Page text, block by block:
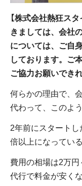
【株式会社熱狂ス
きましては、会社
については、ご自
しております。ご
ご協力お願いでき
何らかの理由で、
代わって、このよ
2年前にスタート
倍以上になってい
費用の相場は2万
代行で料金が安くな